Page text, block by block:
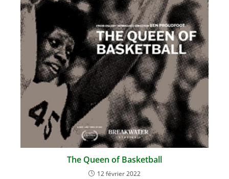
The Queen of Basketball
12 février 2022